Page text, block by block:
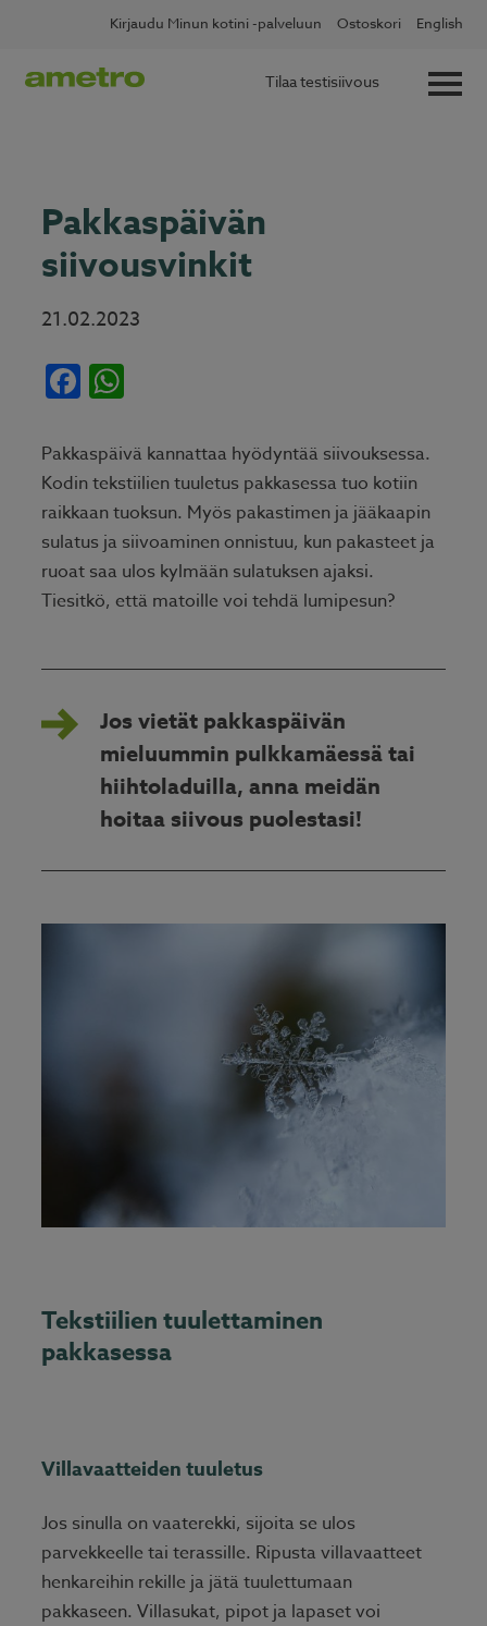
content
Kirjaudu Minun kotini -palveluun Ostoskori English
Tilaa testisiivous
Kotitalousvähennys nyt 60 % Lue lisää ✖
Pakkaspäivän
siivousvinkit
21.02.2023
Facebook
Pakkaspäivä kannattaa hyödyntää siivouksessa.
Kodin tekstiilien tuuletus pakkasessa tuo kotiin
raikkaan tuoksun. Myös pakastimen ja jääkaapin
sulatus ja siivoaminen onnistuu, kun pakasteet ja
ruoat saa ulos kylmään sulatuksen ajaksi.
Tiesitkö, että matoille voi tehdä lumipesun?
Jos vietät pakkaspäivän
mieluummin pulkkamäessä tai
hiihtoladuilla, anna meidän
hoitaa siivous puolestasi!
Tekstiilien tuulettaminen
pakkasessa
Villavaatteiden tuuletus
Jos sinulla on vaaterekki, sijoita se ulos
parvekkeelle tai terassille. Ripusta villavaatteet
henkareihin rekille ja jätä tuulettumaan
pakkaseen. Villasukat, pipot ja lapaset voi